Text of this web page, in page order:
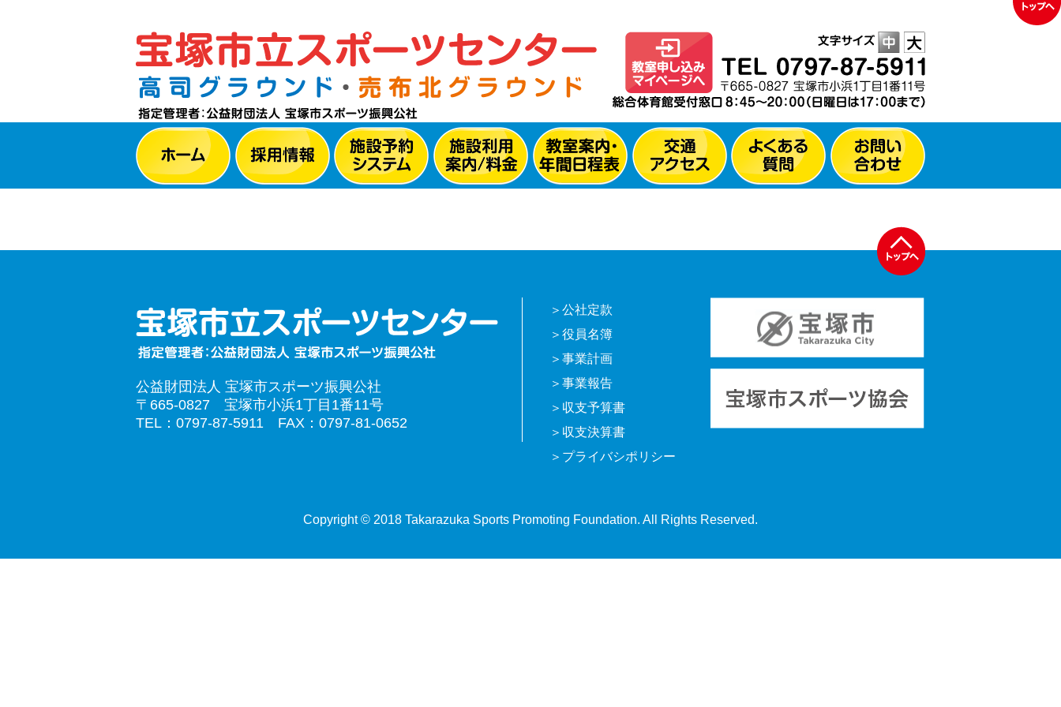
公益財団法人 宝塚市スポーツ振興公社
〒665-0827 宝塚市小浜1丁目1番11号
TEL：0797-87-5911 FAX：0797-81-0652
公社定款
役員名簿
事業計画
事業報告
収支予算書
収支決算書
プライバシポリシー
Copyright © 2018 Takarazuka Sports Promoting Foundation. All Rights Reserved.